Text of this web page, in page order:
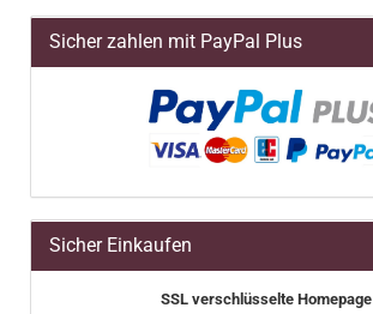
Sicher zahlen mit PayPal Plus
Sicher Einkaufen
SSL verschlüsselte Homepage